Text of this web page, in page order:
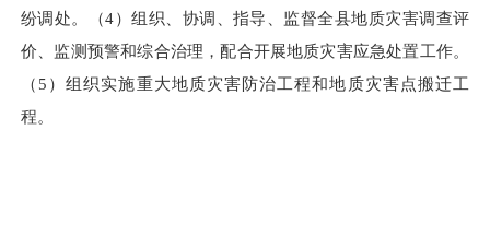
纷调处。（4）组织、协调、指导、监督全县地质灾害调查评
价、监测预警和综合治理，配合开展地质灾害应急处置工作。
（5）组织实施重大地质灾害防治工程和地质灾害点搬迁工
程。